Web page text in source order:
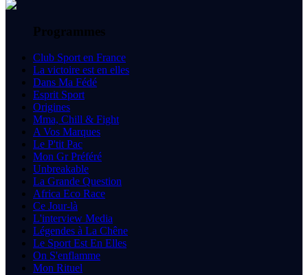
Programmes
Club Sport en France
La victoire est en elles
Dans Ma Fédé
Esprit Sport
Origines
Mma, Chill & Fight
A Vos Marques
Le P'tit Pac
Mon Gr Préféré
Unbreakable
La Grande Question
Africa Eco Race
Ce Jour-là
L'interview Media
Légendes à La Chêne
Le Sport Est En Elles
On S'enflamme
Mon Rituel